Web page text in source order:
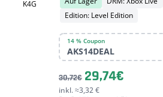
K4G
Edition: Level Edition
14 % Coupon
AKS14DEAL
30,72€ 29,74€
inkl. ≈3,32 €